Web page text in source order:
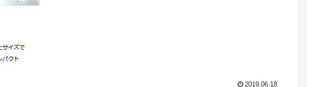
2019.06.18